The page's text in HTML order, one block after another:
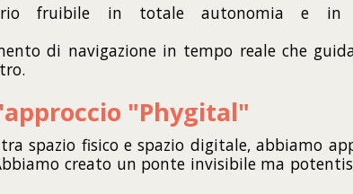
fruibile in totale autonomia e in
di navigazione in tempo reale che
"Phygital"
spazio fisico e spazio digitale, abbiamo
creato un ponte invisibile ma